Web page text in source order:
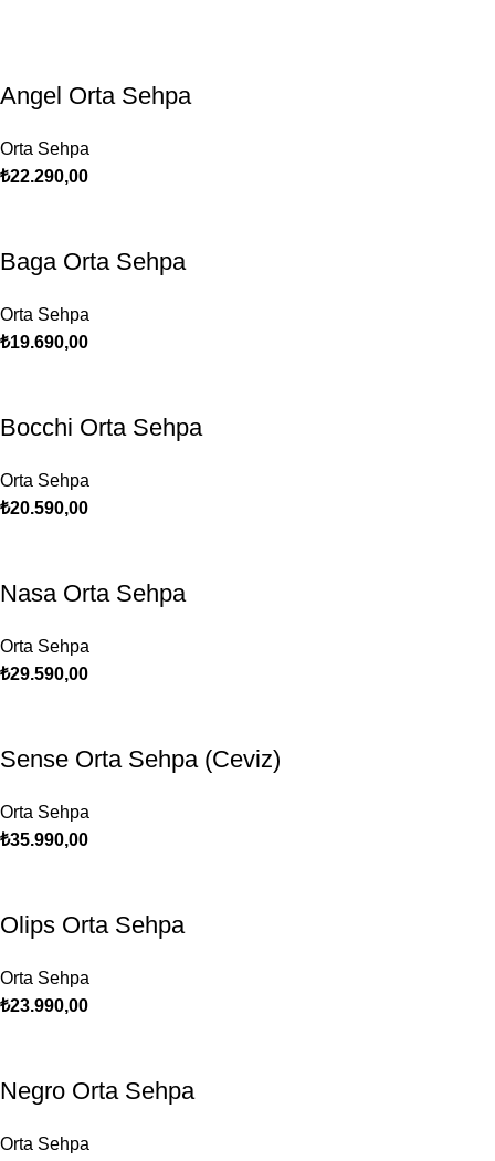
Angel Orta Sehpa
Orta Sehpa
₺22.290,00
Baga Orta Sehpa
Orta Sehpa
₺19.690,00
Bocchi Orta Sehpa
Orta Sehpa
₺20.590,00
Nasa Orta Sehpa
Orta Sehpa
₺29.590,00
Sense Orta Sehpa (Ceviz)
Orta Sehpa
₺35.990,00
Olips Orta Sehpa
Orta Sehpa
₺23.990,00
Negro Orta Sehpa
Orta Sehpa